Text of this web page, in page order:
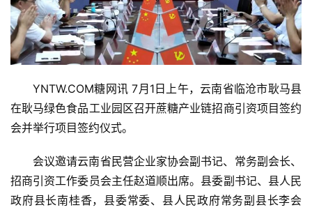
YNTW.COM糖网讯 7月1日上午，云南省临沧市耿马县
在耿马绿色食品工业园区召开蔗糖产业链招商引资项目签约
会并举行项目签约仪式。
会议邀请云南省民营企业家协会副书记、常务副会长、
招商引资工作委员会主任赵道顺出席。县委副书记、县人民
政府县长南桂香，县委常委、县人民政府常务副县长李会